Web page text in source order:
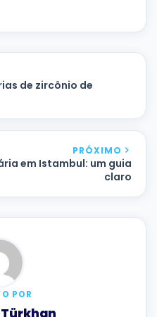
de zircônio de
PRÓXIMO
em Istambul: um guia
claro
POR